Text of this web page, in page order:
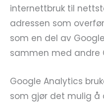
internettbruk til
adressen som
som en del av
sammen med andre
Google Analytics
som gjør det mulig å